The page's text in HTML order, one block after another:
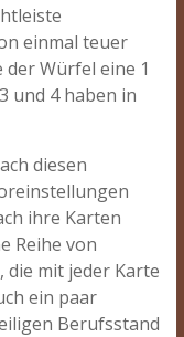
einmal teuer
Würfel eine 1
und 4 haben in
diesen
ihre Karten
Reihe von
mit jeder Karte
ein paar
Berufsstand